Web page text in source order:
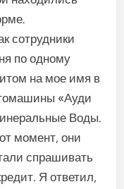
сотрудники
по одному
на мое имя в
«Ауди
Воды.
момент, они
спрашивать
Я ответил,